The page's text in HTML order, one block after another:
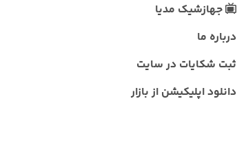
جهازشیک مدیا
درباره ما
ثبت شکایات در سایت
دانلود اپلیکیشن از بازار